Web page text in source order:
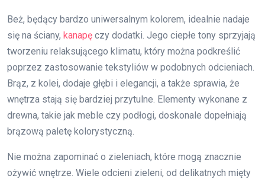
Beż, będący bardzo uniwersalnym kolorem, idealnie nadaje
się na ściany, kanapę czy dodatki. Jego ciepłe tony sprzyjają
tworzeniu relaksującego klimatu, który można podkreślić
poprzez zastosowanie tekstyliów w podobnych odcieniach.
Brąz, z kolei, dodaje głębi i elegancji, a także sprawia, że
wnętrza stają się bardziej przytulne. Elementy wykonane z
drewna, takie jak meble czy podłogi, doskonale dopełniają
brązową paletę kolorystyczną.
Nie można zapominać o zieleniach, które mogą znacznie
ożywić wnętrze. Wiele odcieni zieleni, od delikatnych mięty